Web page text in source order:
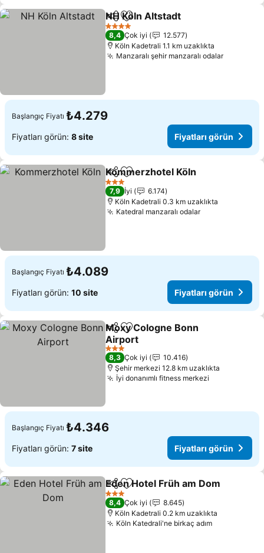
PaylaşFavorilerime ekle
NH Köln Altstadt
4 Yıldız
8,4 Çok iyi
12.577
Köln Kadetrali 1.1 km uzaklıkta
Manzaralı şehir manzaralı odalar
Başlangıç Fiyatı ₺4.279
Fiyatları görün: 8 site Fiyatları görün
PaylaşFavorilerime ekle
Kommerzhotel Köln
3 Yıldız
7,9 İyi
6.174
Köln Kadetrali 0.3 km uzaklıkta
Katedral manzaralı odalar
Başlangıç Fiyatı ₺4.089
Fiyatları görün: 10 site Fiyatları görün
PaylaşFavorilerime ekle
Moxy Cologne Bonn
Airport
3 Yıldız
8,3 Çok iyi
10.416
Şehir merkezi 12.8 km uzaklıkta
İyi donanımlı fitness merkezi
Başlangıç Fiyatı ₺4.346
Fiyatları görün: 7 site Fiyatları görün
PaylaşFavorilerime ekle
Eden Hotel Früh am Dom
3 Yıldız
8,4 Çok iyi
8.645
Köln Kadetrali 0.2 km uzaklıkta
Köln Katedrali'ne birkaç adım